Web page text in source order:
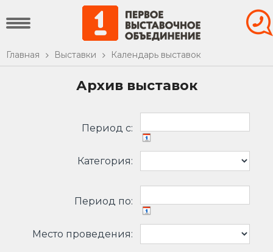
Главная Выставки Календарь выставок
Архив выставок
Период c:
Категория:
Период по:
Место проведения: